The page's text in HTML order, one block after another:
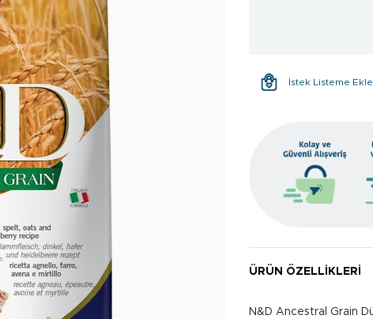
İstek Listeme Ekle
ÜRÜN ÖZELLIKLERI
N&D Ancestral Grain